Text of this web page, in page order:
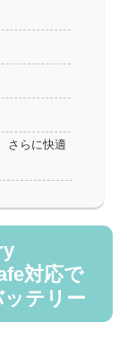
さらに快適
対応で
テリー